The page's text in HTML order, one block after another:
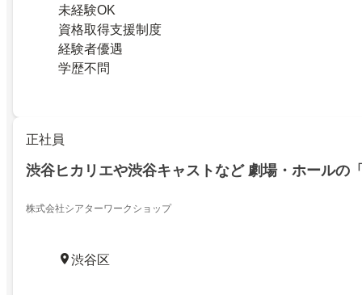
未経験OK
資格取得支援制度
経験者優遇
学歴不問
正社員
渋谷ヒカリエや渋谷キャストなど 劇場・ホールの
株式会社シアターワークショップ
渋谷区